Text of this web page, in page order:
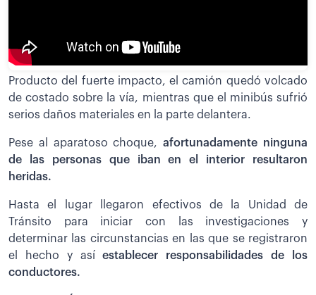
Producto del fuerte impacto, el camión quedó volcado
de costado sobre la vía, mientras que el minibús sufrió
serios daños materiales en la parte delantera.
Pese al aparatoso choque,afortunadamente ninguna
de las personas que iban en el interior resultaron
heridas.
Hasta el lugar llegaron efectivos de la Unidad de
Tránsito para iniciar con las investigaciones y
determinar las circunstancias en las que se registraron
el hecho y asíestablecer responsabilidades de los
conductores.